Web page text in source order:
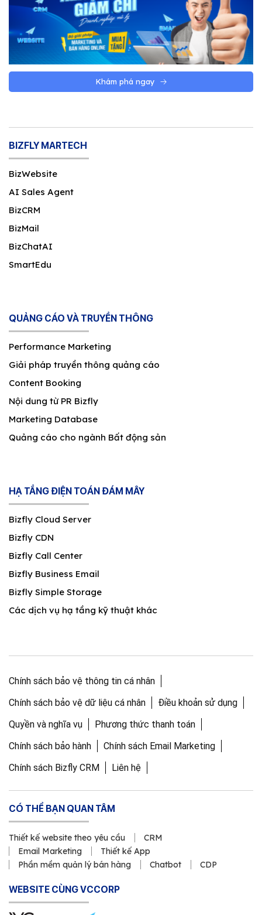
Khám phá ngay
BIZFLY MARTECH
BizWebsite
AI Sales Agent
BizCRM
BizMail
BizChatAI
SmartEdu
QUẢNG CÁO VÀ TRUYỀN THÔNG
Performance Marketing
Giải pháp truyền thông quảng cáo
Content Booking
Nội dung từ PR Bizfly
Marketing Database
Quảng cáo cho ngành Bất động sản
HẠ TẦNG ĐIỆN TOÁN ĐÁM MÂY
Bizfly Cloud Server
Bizfly CDN
Bizfly Call Center
Bizfly Business Email
Bizfly Simple Storage
Các dịch vụ hạ tầng kỹ thuật khác
Chính sách bảo vệ thông tin cá nhân
Chính sách bảo vệ dữ liệu cá nhân
Điều khoản sử dụng
Quyền và nghĩa vụ
Phương thức thanh toán
Chính sách bảo hành
Chính sách Email Marketing
Chính sách Bizfly CRM
Liên hệ
CÓ THỂ BẠN QUAN TÂM
Thiết kế website theo yêu cầu
CRM
Email Marketing
Thiết kế App
Phần mềm quản lý bán hàng
Chatbot CDP
WEBSITE CÙNG VCCORP